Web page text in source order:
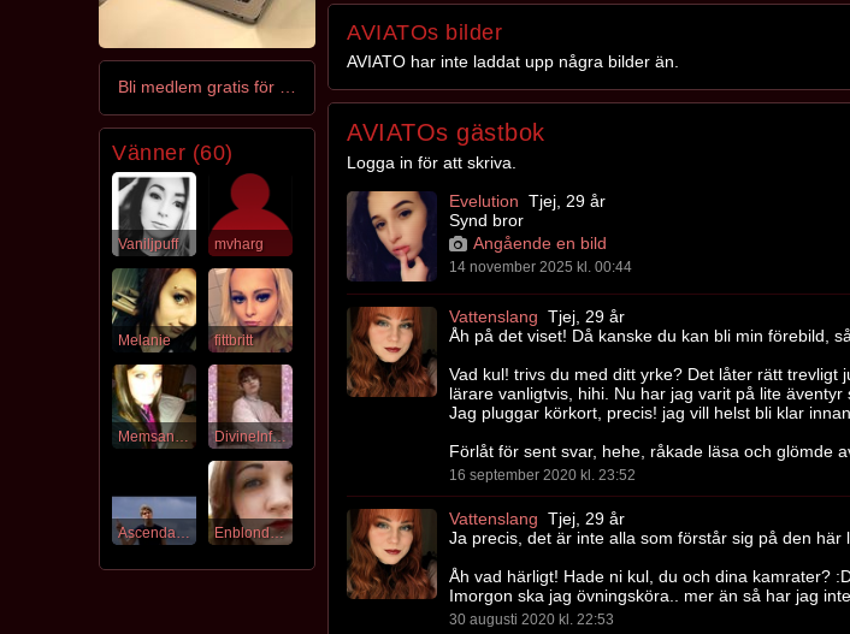
Vänner (60)
Vaniljpuff mvharg
Melanie fittbritt
Memsan97 DivineInfecti0n
Ascendancy Enblondbanan
AVIATOs bilder
AVIATO har inte laddat upp några bilder än.
AVIATOs gästbok
Logga in för att skriva.
Evelution Tjej, 29 år
Synd bror
Angående en bild
14 november 2025 kl. 00:44
Vattenslang Tjej, 29 år
Åh på det viset! Då kanske du kan bli min förebild,
Vad kul! trivs du med ditt yrke? Det låter rätt
lärare vanligtvis, hihi. Nu har jag varit på lite
Jag pluggar körkort, precis! jag vill helst bli klar
Förlåt för sent svar, hehe, råkade läsa och glömde
16 september 2020 kl. 23:52
Vattenslang Tjej, 29 år
Ja precis, det är inte alla som förstår sig på den
Åh vad härligt! Hade ni kul, du och dina kamrater?
Imorgon ska jag övningsköra.. mer än så har jag
30 augusti 2020 kl. 22:53